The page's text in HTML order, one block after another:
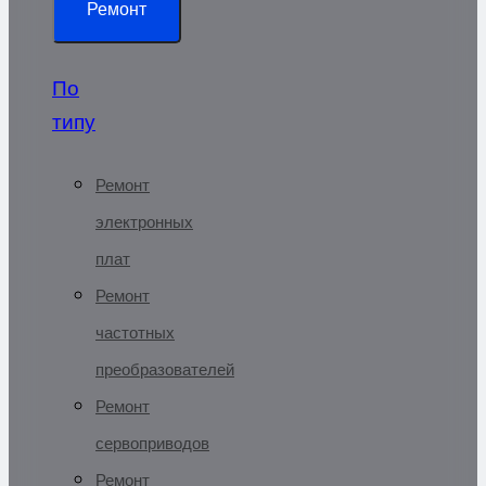
Ремонт
По
типу
Ремонт
электронных
плат
Ремонт
частотных
преобразователей
Ремонт
сервоприводов
Ремонт